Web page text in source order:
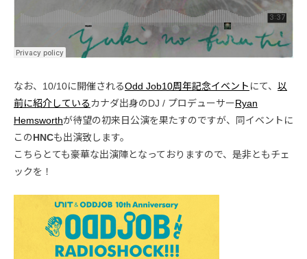
なお、10/10に開催されるOdd Job10周年記念イベント にて、 以
前に紹介しているカナダ出身のDJ / プロデューサーRyan
Hemsworthが待望の初来日公演を果たすのですが、同イベントに
このHNCも出演致します。
こちらとても豪華な出演陣となっておりますので、是非ともチェ
ックを！